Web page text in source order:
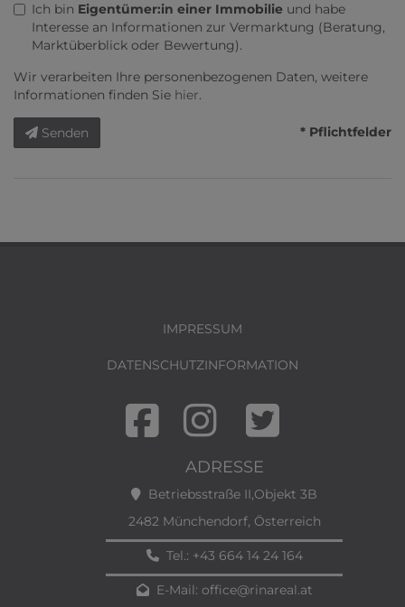
Ich bin Eigentümer:in einer Immobilie und habe
Interesse an Informationen zur Vermarktung (Beratung,
Marktüberblick oder Bewertung).
Wir verarbeiten Ihre personenbezogenen Daten, weitere
Informationen finden Sie hier.
Senden * Pflichtfelder
IMPRESSUM
DATENSCHUTZINFORMATION
ADRESSE
Betriebsstraße II,Objekt 3B
2482 Münchendorf, Österreich
Tel.: +43 664 14 24 164
E-Mail: office@rinareal.at